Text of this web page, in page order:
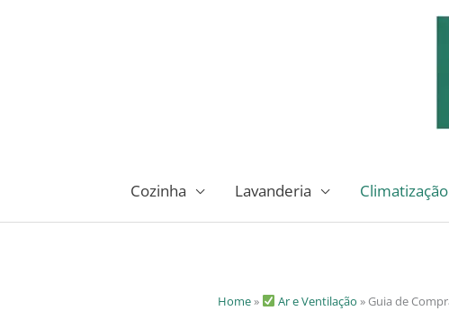
Cozinha Lavanderia Climatização
Home» Ar e Ventilação » Guia de